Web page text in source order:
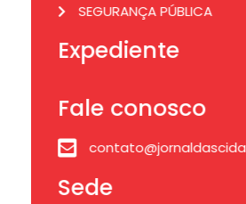
SEGURANÇA PÚBLICA
Expediente
Fale conosco
Sede